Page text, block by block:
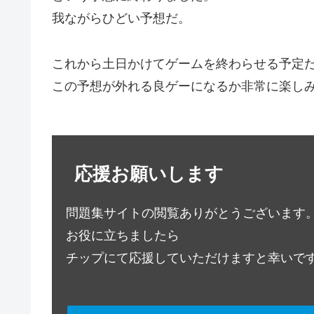
我ながらひどい予想だ。
これから土日かけてゲームを終わらせる予定
この予想が外れる良ゲーになるか非常に楽しみ
応援お願いします
問題集サイトの閲覧ありがとうございます。
お役に立ちましたら
チップにて応援していただけますと幸いです